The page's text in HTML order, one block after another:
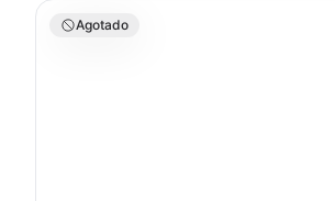
SACO DE BOXEO DE 100 LB BLANCO UFC
Agotado